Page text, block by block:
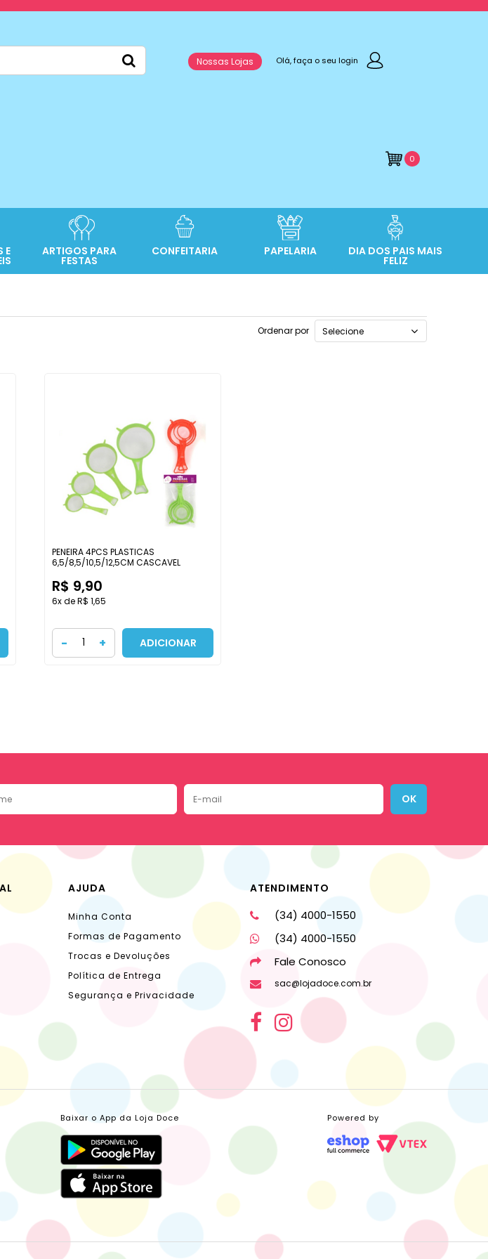
Nossas Lojas Olá, faça o seu login
0
E ARTIGOS PARA
FESTAS
CONFEITARIA PAPELARIA DIA DOS PAIS MAIS
FELIZ
Ordenar por Selecione
PENEIRA 4PCS PLASTICAS
6,5/8,5/10,5/12,5CM CASCAVEL
R$ 9,90
6x de R$ 1,65
- + ADICIONAR
OK
AJUDA
Minha Conta
Formas de Pagamento
Trocas e Devoluções
Política de Entrega
Segurança e Privacidade
ATENDIMENTO
(34) 4000-1550
(34) 4000-1550
Fale Conosco
sac@lojadoce.com.br
Baixar o App da Loja Doce Powered by